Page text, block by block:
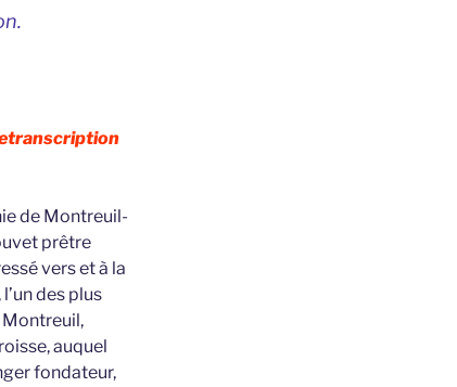
de Montreuil-
prêtre
vers et à la
des plus
auquel
fondateur,